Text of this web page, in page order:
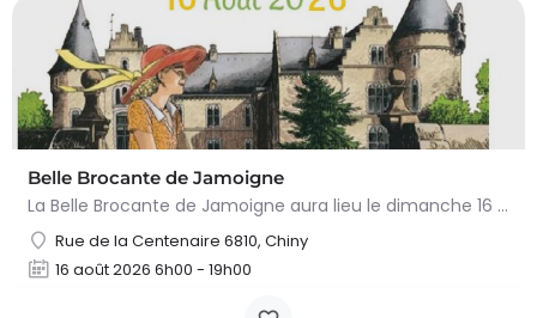
Belle Brocante de Jamoigne
La Belle Brocante de Jamoigne aura lieu le dimanche 16 août 2026 de 6h00 à 18h00, proposant une centaine…
Rue de la Centenaire 6810, Chiny
16 août 2026 6h00 - 19h00